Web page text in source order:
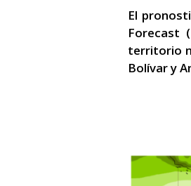
El
Forecast
territorio
Bolívar y